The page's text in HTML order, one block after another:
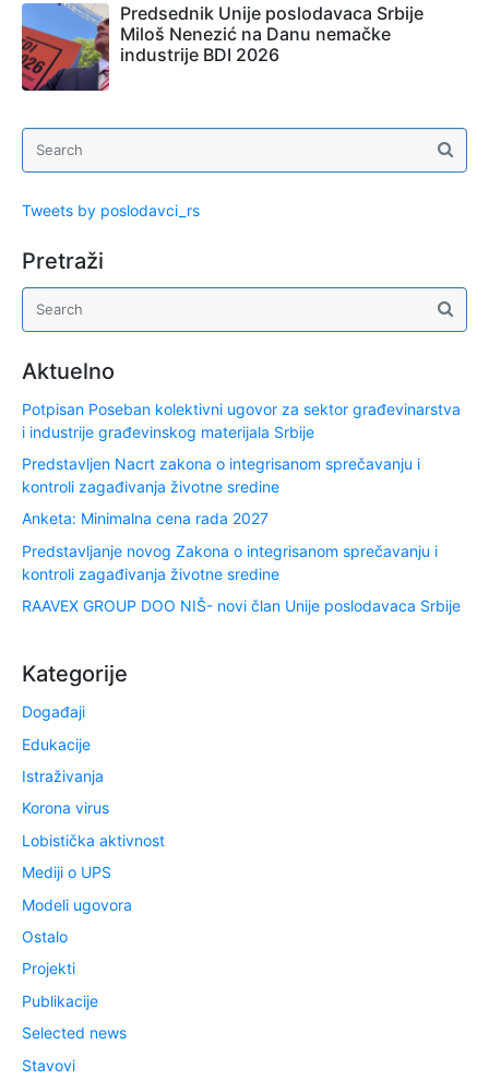
Predsednik Unije poslodavaca Srbije
Miloš Nenezić na Danu nemačke
industrije BDI 2026
Tweets by poslodavci_rs
Pretraži
Aktuelno
Potpisan Poseban kolektivni ugovor za sektor građevinarstva
i industrije građevinskog materijala Srbije
Predstavljen Nacrt zakona o integrisanom sprečavanju i
kontroli zagađivanja životne sredine
Anketa: Minimalna cena rada 2027
Predstavljanje novog Zakona o integrisanom sprečavanju i
kontroli zagađivanja životne sredine
RAAVEX GROUP DOO NIŠ- novi član Unije poslodavaca Srbije
Kategorije
Događaji
Edukacije
Istraživanja
Korona virus
Lobistička aktivnost
Mediji o UPS
Modeli ugovora
Ostalo
Projekti
Publikacije
Selected news
Stavovi